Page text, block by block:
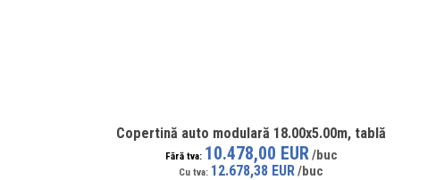
Copertină auto modulară 18.00x5.00m, tablă
12.678,38 EUR
10.478,00 EUR